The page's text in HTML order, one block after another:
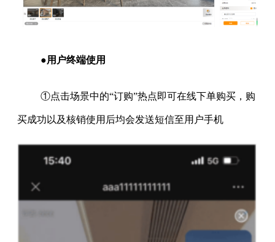
●用户终端使用
①点击场景中的“订购”热点即可在线下单购买，购
买成功以及核销使用后均会发送短信至用户手机